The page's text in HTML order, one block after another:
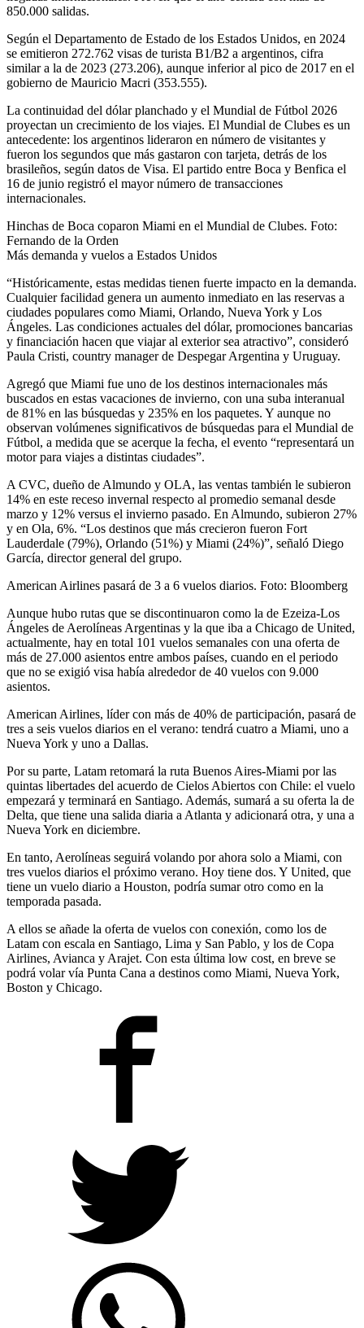
850.000 salidas.
Según el Departamento de Estado de los Estados Unidos, en 2024
se emitieron 272.762 visas de turista B1/B2 a argentinos, cifra
similar a la de 2023 (273.206), aunque inferior al pico de 2017 en el
gobierno de Mauricio Macri (353.555).
La continuidad del dólar planchado y el Mundial de Fútbol 2026
proyectan un crecimiento de los viajes. El Mundial de Clubes es un
antecedente: los argentinos lideraron en número de visitantes y
fueron los segundos que más gastaron con tarjeta, detrás de los
brasileños, según datos de Visa. El partido entre Boca y Benfica el
16 de junio registró el mayor número de transacciones
internacionales.
Hinchas de Boca coparon Miami en el Mundial de Clubes. Foto:
Fernando de la Orden
Más demanda y vuelos a Estados Unidos
“Históricamente, estas medidas tienen fuerte impacto en la demanda.
Cualquier facilidad genera un aumento inmediato en las reservas a
ciudades populares como Miami, Orlando, Nueva York y Los
Ángeles. Las condiciones actuales del dólar, promociones bancarias
y financiación hacen que viajar al exterior sea atractivo”, consideró
Paula Cristi, country manager de Despegar Argentina y Uruguay.
Agregó que Miami fue uno de los destinos internacionales más
buscados en estas vacaciones de invierno, con una suba interanual
de 81% en las búsquedas y 235% en los paquetes. Y aunque no
observan volúmenes significativos de búsquedas para el Mundial de
Fútbol, a medida que se acerque la fecha, el evento “representará un
motor para viajes a distintas ciudades”.
A CVC, dueño de Almundo y OLA, las ventas también le subieron
14% en este receso invernal respecto al promedio semanal desde
marzo y 12% versus el invierno pasado. En Almundo, subieron 27%
y en Ola, 6%. “Los destinos que más crecieron fueron Fort
Lauderdale (79%), Orlando (51%) y Miami (24%)”, señaló Diego
García, director general del grupo.
American Airlines pasará de 3 a 6 vuelos diarios. Foto: Bloomberg
Aunque hubo rutas que se discontinuaron como la de Ezeiza-Los
Ángeles de Aerolíneas Argentinas y la que iba a Chicago de United,
actualmente, hay en total 101 vuelos semanales con una oferta de
más de 27.000 asientos entre ambos países, cuando en el periodo
que no se exigió visa había alrededor de 40 vuelos con 9.000
asientos.
American Airlines, líder con más de 40% de participación, pasará de
tres a seis vuelos diarios en el verano: tendrá cuatro a Miami, uno a
Nueva York y uno a Dallas.
Por su parte, Latam retomará la ruta Buenos Aires-Miami por las
quintas libertades del acuerdo de Cielos Abiertos con Chile: el vuelo
empezará y terminará en Santiago. Además, sumará a su oferta la de
Delta, que tiene una salida diaria a Atlanta y adicionará otra, y una a
Nueva York en diciembre.
En tanto, Aerolíneas seguirá volando por ahora solo a Miami, con
tres vuelos diarios el próximo verano. Hoy tiene dos. Y United, que
tiene un vuelo diario a Houston, podría sumar otro como en la
temporada pasada.
A ellos se añade la oferta de vuelos con conexión, como los de
Latam con escala en Santiago, Lima y San Pablo, y los de Copa
Airlines, Avianca y Arajet. Con esta última low cost, en breve se
podrá volar vía Punta Cana a destinos como Miami, Nueva York,
Boston y Chicago.